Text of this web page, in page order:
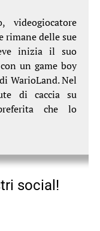
videogiocatore
rimane delle sue
inizia il suo
un game boy
WarioLand. Nel
di caccia su
che lo
social!